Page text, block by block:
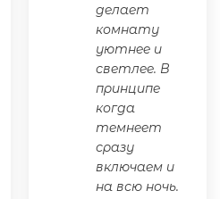
делает
комнату
уютнее и
светлее. В
принципе
когда
темнеет
сразу
включаем и
на всю ночь.